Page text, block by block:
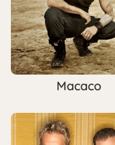
Macaco